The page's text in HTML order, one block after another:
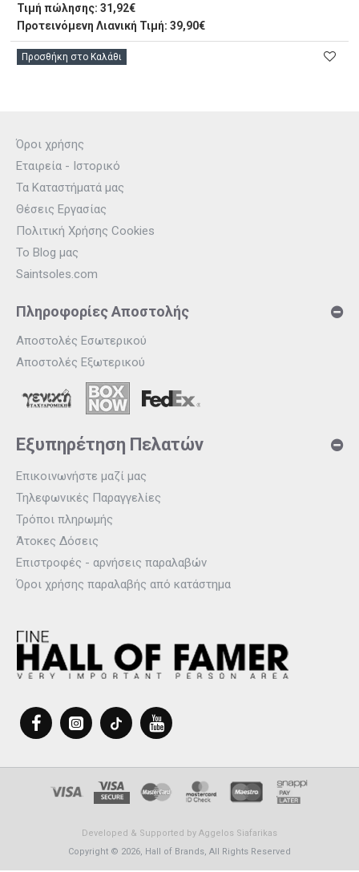
Τιμή πώλησης: 31,92€
Προτεινόμενη Λιανική Τιμή: 39,90€
Προσθήκη στο Καλάθι
Όροι χρήσης
Εταιρεία - Ιστορικό
Τα Καταστήματά μας
Θέσεις Εργασίας
Πολιτική Χρήσης Cookies
Το Blog μας
Saintsoles.com
Πληροφορίες Αποστολής
Αποστολές Εσωτερικού
Αποστολές Εξωτερικού
Εξυπηρέτηση Πελατών
Επικοινωνήστε μαζί μας
Τηλεφωνικές Παραγγελίες
Τρόποι πληρωμής
Άτοκες Δόσεις
Επιστροφές - αρνήσεις παραλαβών
Όροι χρήσης παραλαβής από κατάστημα
Developed & Supported by Aggelos Siafarikas
Copyright © 2026, Hall of Brands, All Rights Reserved